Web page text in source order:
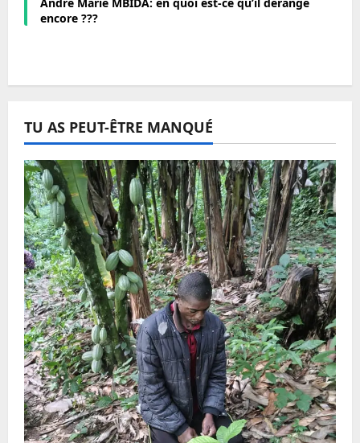
encore ???
TU AS PEUT-ÊTRE MANQUÉ